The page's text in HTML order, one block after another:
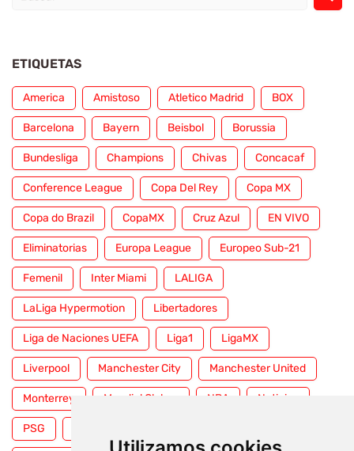
ETIQUETAS
America Amistoso Atletico Madrid BOX
Barcelona Bayern Beisbol Borussia
Bundesliga Champions Chivas Concacaf
Conference League Copa Del Rey Copa MX
Copa do Brazil CopaMX Cruz Azul EN VIVO
Eliminatorias Europa League Europeo Sub-21
Femenil Inter Miami LALIGA
LaLiga Hypermotion Libertadores
Liga de Naciones UEFA Liga1 LigaMX
Liverpool Manchester City Manchester United
Monterrey Mundial Clubes NBA Noticias
PSG